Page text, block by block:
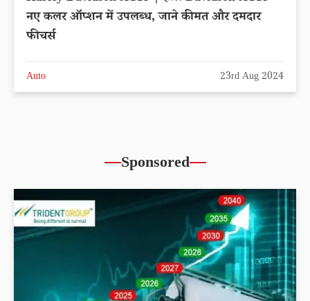
नए कलर ऑप्शन में उपलब्ध, जाने कीमत और दमदार
फीचर्स
Auto 23rd Aug 2024
Sponsored